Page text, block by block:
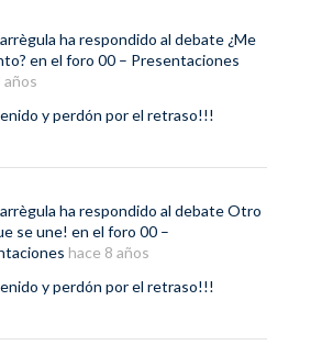
ha respondido al debate¿Me
en el foro 00 – Presentaciones
años
y perdón por el retraso!!!
ha respondido al debateOtro
se une! en el foro 00 –
hace 8 años
y perdón por el retraso!!!